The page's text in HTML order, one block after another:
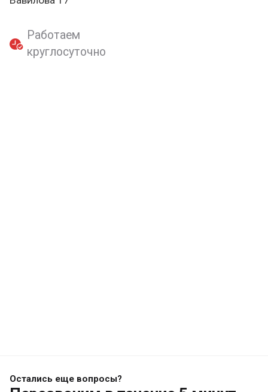
Работаем
круглосуточно
Остались еще вопросы?